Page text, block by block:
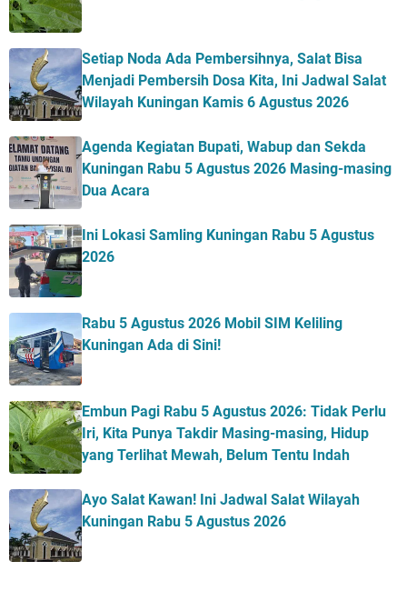
Setiap Noda Ada Pembersihnya, Salat Bisa
Menjadi Pembersih Dosa Kita, Ini Jadwal Salat
Wilayah Kuningan Kamis 6 Agustus 2026
Agenda Kegiatan Bupati, Wabup dan Sekda
Kuningan Rabu 5 Agustus 2026 Masing-masing
Dua Acara
Ini Lokasi Samling Kuningan Rabu 5 Agustus
2026
Rabu 5 Agustus 2026 Mobil SIM Keliling
Kuningan Ada di Sini!
Embun Pagi Rabu 5 Agustus 2026: Tidak Perlu
Iri, Kita Punya Takdir Masing-masing, Hidup
yang Terlihat Mewah, Belum Tentu Indah
Ayo Salat Kawan! Ini Jadwal Salat Wilayah
Kuningan Rabu 5 Agustus 2026